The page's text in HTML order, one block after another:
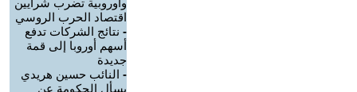
وأوروبية تضرب شرايين
اقتصاد الحرب الروسي
- نتائج الشركات تدفع
أسهم أوروبا إلى قمة
جديدة
- النائب حسين هريدي
يسأل الحكومة عن